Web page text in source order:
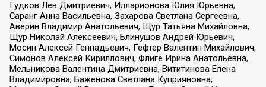
Гудков Лев Дмитриевич, Илларионова Юлия Юрьевна,
Саранг Анна Васильевна, Захарова Светлана Сергеевна,
Аверин Владимир Анатольевич, Щур Татьяна Михайловна,
Щур Николай Алексеевич, Блинушов Андрей Юрьевич,
Мосин Алексей Геннадьевич, Гефтер Валентин Михайлович,
Симонов Алексей Кириллович, Флиге Ирина Анатольевна,
Мельникова Валентина Дмитриевна, Вититинова Елена
Владимировна, Баженова Светлана Куприяновна,